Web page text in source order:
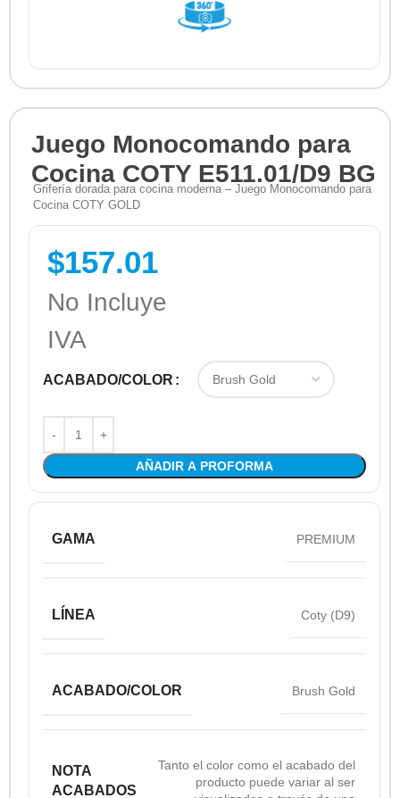
Juego Monocomando para
Cocina COTY E511.01/D9 BG
Grifería dorada para cocina moderna – Juego Monocomando para
Cocina COTY GOLD
$157.01
No Incluye
IVA
ACABADO/COLOR
AÑADIR A PROFORMA
GAMA PREMIUM
LÍNEA Coty (D9)
ACABADO/COLOR Brush Gold
NOTA
ACABADOS
Tanto el color como el acabado del
producto puede variar al ser